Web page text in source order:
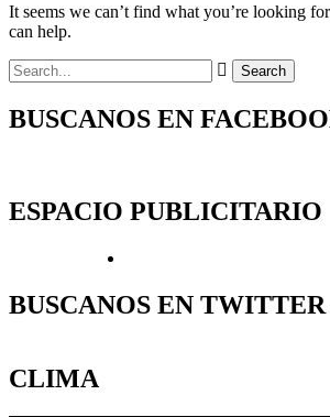
It seems we can’t find what you’re looking
can help.
BUSCANOS EN
ESPACIO PUBLICITARIO
BUSCANOS EN TWITTER
CLIMA